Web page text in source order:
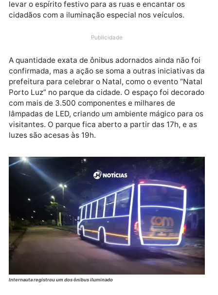
ganharam uma nova e brilhante decoração natalina.
levar o espírito festivo para as ruas e encantar os
cidadãos com a iluminação especial nos veículos.
Publicidade
A quantidade exata de ônibus adornados ainda não
confirmada, mas a ação se soma a outras iniciativas
Porto Luz” no parque da cidade. O espaço foi
com mais de 3.500 componentes e milhares de
lâmpadas de LED, criando um ambiente mágico para
visitantes. O parque fica aberto a partir das 17h, e
luzes são acesas às 19h.